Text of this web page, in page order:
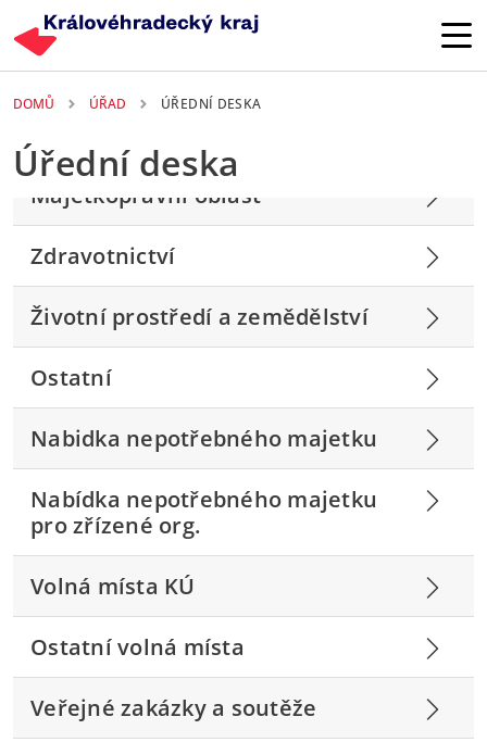
DOMŮ ÚŘAD ÚŘEDNÍ DESKA
Úřední deska
Majetkoprávní oblast
Zdravotnictví
Životní prostředí a zemědělství
Ostatní
Nabidka nepotřebného majetku
Nabídka nepotřebného majetku
pro zřízené org.
Volná místa KÚ
Ostatní volná místa
Veřejné zakázky a soutěže